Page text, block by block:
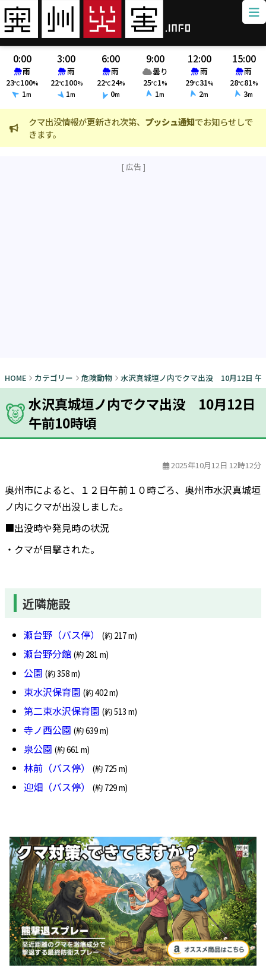
0:00
雨
23℃100%
1m
3:00
雨
22℃100%
1m
6:00
雨
22℃24%
0m
9:00
曇り
25℃1%
1m
12:00
雨
29℃31%
2m
15:00
雨
28℃81%
3m
クマ出没情報が更新され次第、 プッシュ通知でお知らせしで
きます。
HOME カテゴリー 危険動物 水沢真城垣ノ内でクマ出没 10月12日 午
水沢真城垣ノ内でクマ出没 10月12日
午前10時頃
2025年10月12日 12時12分
奥州市によると、１２日午前１０時ごろ、奥州市水沢真城垣
ノ内にクマが出没しました。
■出没時や発見時の状況
・クマが目撃された。
近隣施設
瀬台野（バス停） (約 217 m)
瀬台野分館 (約 281 m)
公園 (約 358 m)
東水沢保育園 (約 402 m)
第二東水沢保育園 (約 513 m)
寺ノ西公園 (約 639 m)
泉公園 (約 661 m)
林前（バス停） (約 725 m)
迎畑（バス停） (約 729 m)